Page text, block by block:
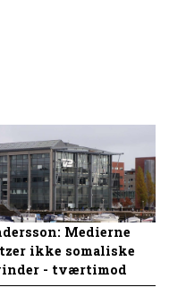
Medierne
ikke somaliske
- tværtimod